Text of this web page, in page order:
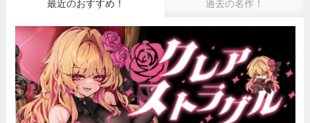
最近のおすすめ！ 過去の名作！